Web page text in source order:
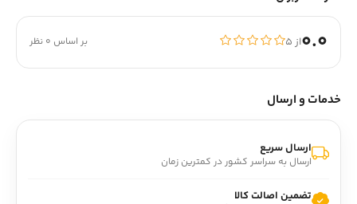
0.0از ۵ بر اساس 0 نظر
خدمات و ارسال
ارسال سریع
ارسال به سراسر کشور در کمترین زمان
تضمین اصالت کالا